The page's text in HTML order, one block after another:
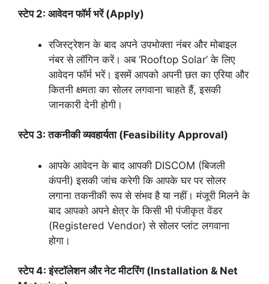
स्टेप 2: आवेदन फॉर्म भरें (Apply)
रजिस्ट्रेशन के बाद अपने उपभोक्ता नंबर और मोबाइल
नंबर से लॉगिन करें। अब ‘Rooftop Solar’ के लिए
आवेदन फॉर्म भरें। इसमें आपको अपनी छत का एरिया और
कितनी क्षमता का सोलर लगवाना चाहते हैं, इसकी
जानकारी देनी होगी।
स्टेप 3: तकनीकी व्यवहार्यता (Feasibility Approval)
आपके आवेदन के बाद आपकी DISCOM (बिजली
कंपनी) इसकी जांच करेगी कि आपके घर पर सोलर
लगाना तकनीकी रूप से संभव है या नहीं। मंजूरी मिलने के
बाद आपको अपने क्षेत्र के किसी भी पंजीकृत वेंडर
(Registered Vendor) से सोलर प्लांट लगवाना
होगा।
स्टेप 4: इंस्टॉलेशन और नेट मीटरिंग (Installation & Net